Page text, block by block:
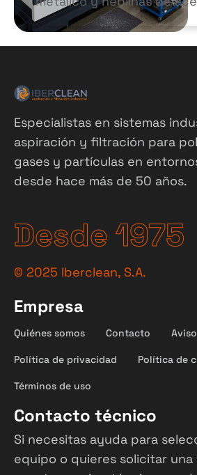
Especialistas en sistemas
aspiración y filtración para
gases y partículas en
desde hace más de 50 años.
Desde 1975
© 2025 Iberclean, S.A.
Empresa
Quiénes somos Contacto
Política de privacidad Política de
Términos de uso
Contacto técnico
Si necesitas ayuda para
equipo o quieres solicitar